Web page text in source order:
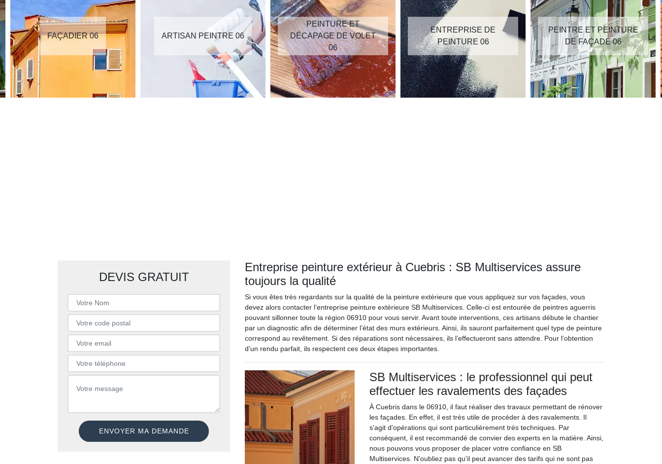
FAÇADIER 06 ARTISAN PEINTRE 06
PEINTURE ET
DÉCAPAGE DE VOLET
06
ENTREPRISE DE
PEINTURE 06
PEINTRE ET PEINTURE
DE FAÇADE 06
DEVIS GRATUIT
Entreprise peinture extérieur à Cuebris : SB Multiservices assure
toujours la qualité
Si vous êtes très regardants sur la qualité de la peinture extérieure que vous appliquez sur vos façades, vous
devez alors contacter l’entreprise peinture extérieure SB Multiservices. Celle-ci est entourée de peintres aguerris
pouvant sillonner toute la région 06910 pour vous servir. Avant toute interventions, ces artisans débute le chantier
par un diagnostic afin de déterminer l’état des murs extérieurs. Ainsi, ils sauront parfaitement quel type de peinture
correspond au revêtement. Si des réparations sont nécessaires, ils l’effectueront sans attendre. Pour l’obtention
d’un rendu parfait, ils respectent ces deux étapes importantes.
SB Multiservices : le professionnel qui peut
effectuer les ravalements des façades
À Cuebris dans le 06910, il faut réaliser des travaux permettant de rénover
les façades. En effet, il est très utile de procéder à des ravalements. Il
s'agit d'opérations qui sont particulièrement très techniques. Par
conséquent, il est recommandé de convier des experts en la matière. Ainsi,
nous pouvons vous proposer de placer votre confiance en SB
Multiservices. N'oubliez pas qu'il peut avancer des tarifs qui ne sont pas